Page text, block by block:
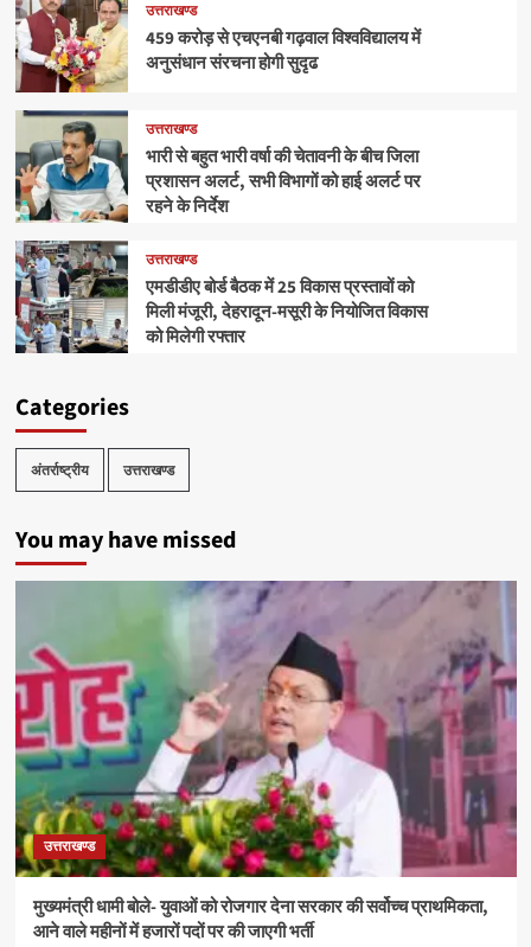
उत्तराखण्ड
459 करोड़ से एचएनबी गढ़वाल विश्वविद्यालय में
अनुसंधान संरचना होगी सुदृढ
उत्तराखण्ड
भारी से बहुत भारी वर्षा की चेतावनी के बीच जिला
प्रशासन अलर्ट, सभी विभागों को हाई अलर्ट पर
रहने के निर्देश
उत्तराखण्ड
एमडीडीए बोर्ड बैठक में 25 विकास प्रस्तावों को
मिली मंजूरी, देहरादून-मसूरी के नियोजित विकास
को मिलेगी रफ्तार
Categories
अंतर्राष्ट्रीय उत्तराखण्ड
You may have missed
उत्तराखण्ड
मुख्यमंत्री धामी बोले- युवाओं को रोजगार देना सरकार की सर्वोच्च प्राथमिकता,
आने वाले महीनों में हजारों पदों पर की जाएगी भर्ती